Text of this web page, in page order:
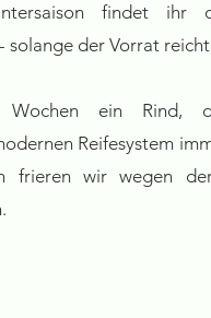
findet ihr
solange der Vorrat
Wochen ein Rind,
Reifesystem
frieren wir wegen